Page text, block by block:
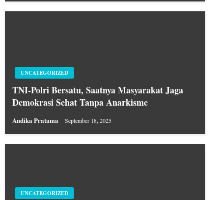
UNCATEGORIZED
TNI-Polri Bersatu, Saatnya Masyarakat Jaga
Demokrasi Sehat Tanpa Anarkisme
Andika Pratama September 18, 2025
UNCATEGORIZED